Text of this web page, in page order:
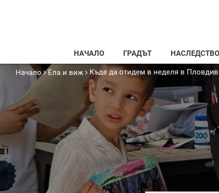
НАЧАЛО ГРАДЪТ НАСЛЕДСТВО
Начало Ела и виж Къде да отидем в неделя в Пловдив